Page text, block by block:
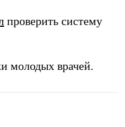
проверить систему
молодых врачей.